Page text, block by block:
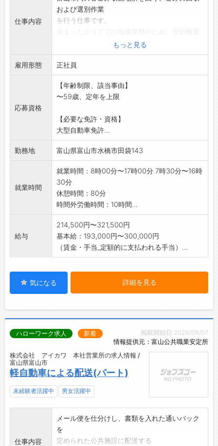
仕事内容
および選別作業
を行う仕事です。
毎日自宅に帰れる安定した働き方が可能です。
作業はチームで行うため負担が分散され、無理
なく働けます。
入社後は先輩社員が同乗し、運転や作業内容を
丁寧に指導します
す。
地域の環境を支える社会貢献性の高い仕事で
す。
変更範囲:会社の定める業務
もっと見る
雇用形態 正社員
応募資格
【年齢制限、該当事由】
〜59歳、定年を上限
【必要な免許・資格】
大型自動車免許...
勤務地 富山県富山市水橋市田袋143
就業時間
就業時間：8時00分〜17時00分 7時30分〜16時
30分
休憩時間：80分
時間外労働時間：10時間...
給与
214,500円〜321,500円
基本給：193,000円〜300,000円
（賃金・手当_定額的に支払われる手当）...
気になる 詳細を見る
掲載開始日:2026/08/07
情報提供元：富山公共職業安定所
ハローワーク求人 新着
株式会社 アイカワ 本社営業所の求人情報 /
富山県富山市
軽自動車による配送(パート)
未経験者活躍中 男女活躍中
仕事内容
メール便を仕分けし、書類を入れた通いバック
を
定められた公共施設に配送する